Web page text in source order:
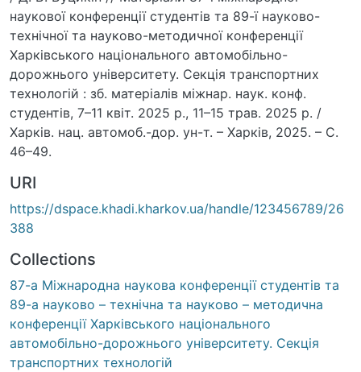
конференції студентів та 89-ї науково-технічної та
науково-методичної конференції Харківського
національного автомобільно-дорожнього
університету. Секція транспортних технологій : зб.
матеріалів міжнар. наук. конф. студентів, 7–11 квіт.
2025 р., 11–15 трав. 2025 р. / Харків. нац. автомоб.-дор.
ун-т. – Харків, 2025. – С. 46–49.
URI
https://dspace.khadi.kharkov.ua/handle/123456789/26388
Collections
89-а науково – технічна та науково – методична
конференції Харківського національного
автомобільно-дорожнього університету. Секція
транспортних технологій
Full item page